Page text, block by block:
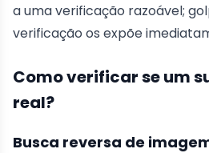
a uma verificação razoável;
verificação os expõe
Como verificar se um
real?
Busca reversa de